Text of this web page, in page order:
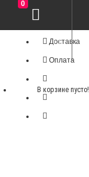
Доставка
Оплата
0
В корзине пусто!